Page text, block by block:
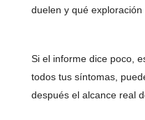
duelen y qué exploración
Si el informe dice poco,
todos tus síntomas,
después el alcance real